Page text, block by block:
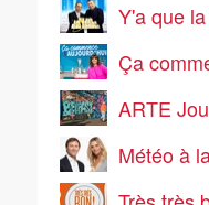
Y'a que
Ça
ARTE
Météo à